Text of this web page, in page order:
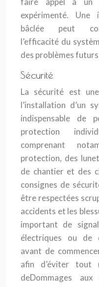
expérimenté. Une
bâclée peut
l’efficacité du
des problèmes
Sécurité
La sécurité est
l’installation d’un
indispensable de
protection
comprenant
protection, des
de chantier et des
consignes de
être respectées
accidents et les
important de
électriques ou de
avant de
afin d’éviter tout
deDommages